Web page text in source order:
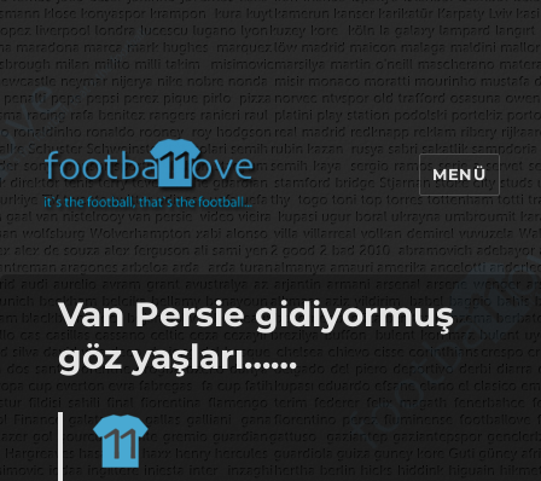
footbaLLove
MENÜ
Van Persie gidiyormuş
göz yaşları……